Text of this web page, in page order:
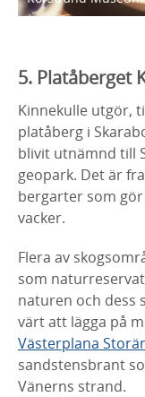
5. Platåberget
Kinnekulle utgör,
platåberg i
blivit utnämnd till
geopark. Det är
bergarter som
vacker.
Flera av
som
naturen och dess
värt att lägga på
Västerplana
sandstensbrant
Vänerns strand.